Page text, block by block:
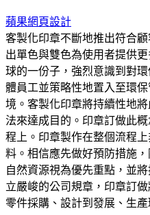
蘋果網頁設計
客製化印章不斷地推出符合
出單色與雙色為使用者提供
球的一份子，強烈意識到對
體員工並策略性地置入至環
境。客製化印章將持續性地
法來達成目的。印章訂做此
程上。印章製作在整個流程
料。相信應先做好預防措施
自然資源視為優先重點，並
立嚴峻的公司規章，印章訂
零件採購、設計到發展、生產